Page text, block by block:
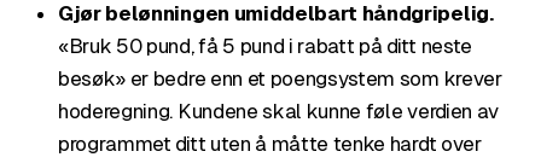
Gjør belønningen umiddelbart håndgripelig.
«Bruk 50 pund, få 5 pund i rabatt på ditt neste
besøk» er bedre enn et poengsystem som krever
hoderegning. Kundene skal kunne føle verdien av
programmet ditt uten å måtte tenke hardt over